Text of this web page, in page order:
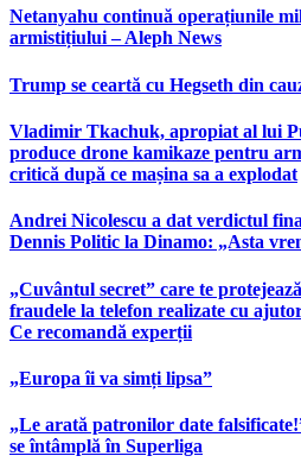
Netanyahu continuă operațiunile
armistițiului – Aleph News
Trump se ceartă cu Hegseth din
Vladimir Tkachuk, apropiat al lui
produce drone kamikaze pentru
critică după ce mașina sa a explodat
Andrei Nicolescu a dat verdictul
Dennis Politic la Dinamo: „Asta
„Cuvântul secret” care te
fraudele la telefon realizate cu
Ce recomandă experții
„Europa îi va simți lipsa”
„Le arată patronilor date
se întâmplă în Superliga